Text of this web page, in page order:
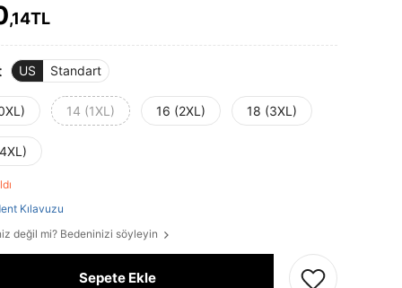
AND AVAILABILITY
,14TL
US Standart
14 (1XL) 16 (2XL) 18 (3XL)
Kılavuzu
değil mi? Bedeninizi söyleyin
Sepete Ekle